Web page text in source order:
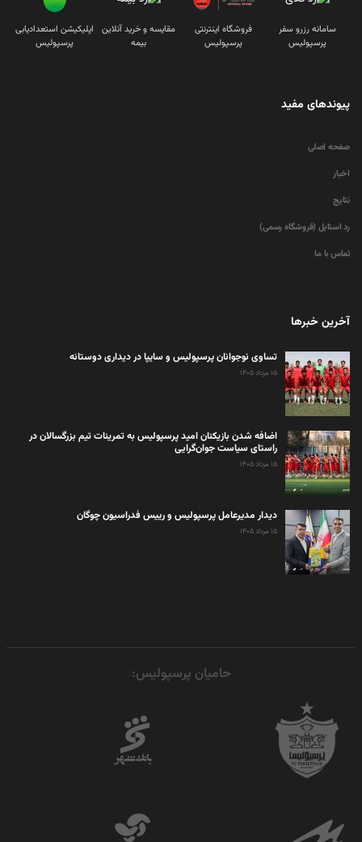
سامانه رزرو سفر
پرسپولیس
فروشگاه اینترنتی
پرسپولیس
مقایسه و خرید آنلاین
بیمه
اپلیکیشن استعدادیابی
پرسپولیس
پیوندهای مفید
صفحه اصلی
اخبار
نتایج
رد استایل (فروشگاه رسمی)
تماس با ما
آخرین خبرها
تساوی نوجوانان پرسپولیس و سایپا در دیداری دوستانه
۱۵ مرداد ۱۴۰۵
اضافه شدن بازیکنان امید پرسپولیس به تمرینات تیم بزرگسالان در
راستای سیاست جوان‌گرایی
۱۵ مرداد ۱۴۰۵
دیدار مدیرعامل پرسپولیس و رییس فدراسیون چوگان
۱۵ مرداد ۱۴۰۵
حامیان پرسپولیس: